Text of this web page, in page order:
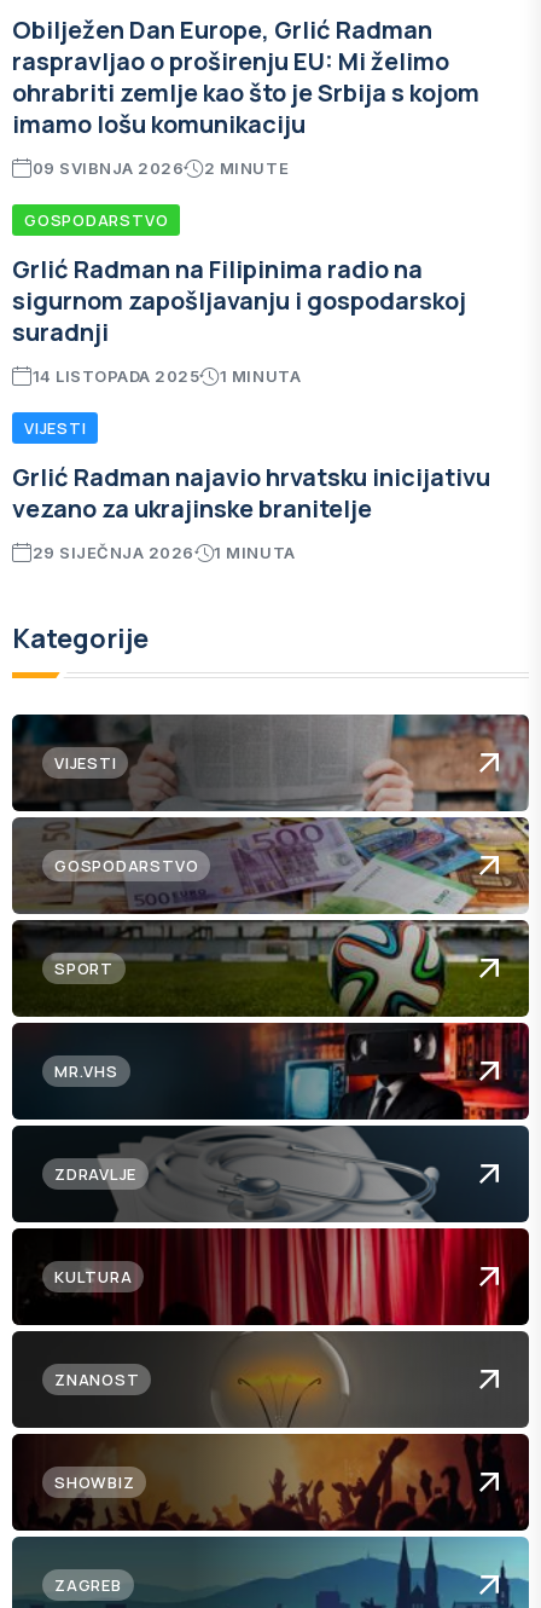
Obilježen Dan Europe, Grlić Radman
raspravljao o proširenju EU: Mi želimo
ohrabriti zemlje kao što je Srbija s kojom
imamo lošu komunikaciju
09 SVIBNJA 2026 2 MINUTE
GOSPODARSTVO
Grlić Radman na Filipinima radio na
sigurnom zapošljavanju i gospodarskoj
suradnji
14 LISTOPADA 2025 1 MINUTA
VIJESTI
Grlić Radman najavio hrvatsku inicijativu
vezano za ukrajinske branitelje
29 SIJEČNJA 2026 1 MINUTA
Kategorije
VIJESTI
GOSPODARSTVO
SPORT
MR.VHS
ZDRAVLJE
KULTURA
ZNANOST
SHOWBIZ
ZAGREB